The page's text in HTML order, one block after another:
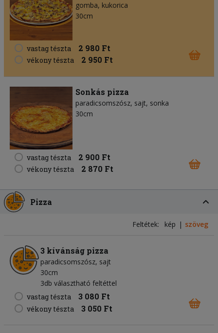
gomba kukorica
30cm
vastag tészta 2 980 Ft
vékony tészta 2 950 Ft
Sonkás pizza
paradicsomszósz sajt sonka
30cm
vastag tészta 2 900 Ft
vékony tészta 2 870 Ft
Pizza
Feltétek: kép szöveg
3 kívánság pizza
paradicsomszósz sajt
30cm
3db választható feltéttel
vastag tészta
3 080 Ft
vékony tészta 3 050 Ft